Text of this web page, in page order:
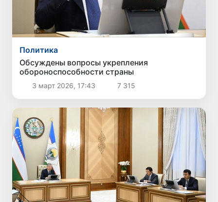
Политика
Обсуждены вопросы укрепления
обороноспособности страны
3 март 2026, 17:43 7 315